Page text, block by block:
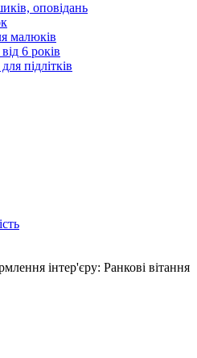
оповідань
малюків
6 років
підлітків
інтер'єру: Ранкові вітання